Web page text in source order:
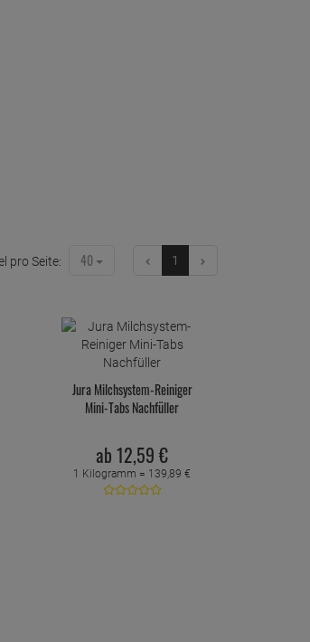
pro Seite: 40 1
Jura Milchsystem-Reiniger
Mini-Tabs Nachfüller
ab 12,59 €
1 Kilogramm = 139,89 €